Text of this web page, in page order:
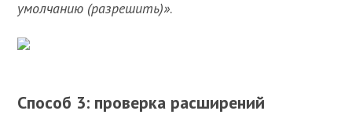
умолчанию (разрешить)».
Способ 3: проверка расширений